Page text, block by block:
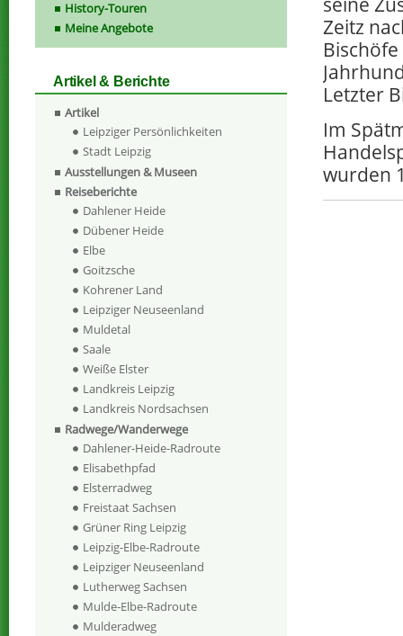
Zeitz
Letzter
Im
wurden
History-Touren
Meine Angebote
Artikel & Berichte
Artikel
Leipziger Persönlichkeiten
Stadt Leipzig
Ausstellungen & Museen
Reiseberichte
Dahlener Heide
Dübener Heide
Elbe
Goitzsche
Kohrener Land
Leipziger Neuseenland
Muldetal
Saale
Weiße Elster
Landkreis Leipzig
Landkreis Nordsachsen
Radwege/Wanderwege
Dahlener-Heide-Radroute
Elisabethpfad
Elsterradweg
Freistaat Sachsen
Grüner Ring Leipzig
Leipzig-Elbe-Radroute
Leipziger Neuseenland
Lutherweg Sachsen
Mulde-Elbe-Radroute
Mulderadweg